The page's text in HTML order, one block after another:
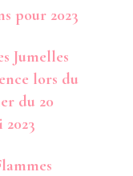
pour 2023
Jumelles
lors du
du 20
2023